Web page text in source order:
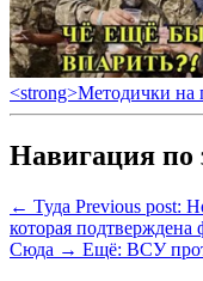
<strong>Методички на
Навигация по
← Туда Previous post:
которая подтверждена
Сюда → Ещё: ВСУ